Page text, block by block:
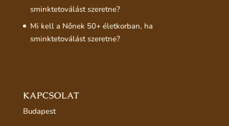
sminktetoválást szeretne?
Mi kell a Nőnek 50+ életkorban, ha
sminktetoválást szeretne?
KAPCSOLAT
Budapest